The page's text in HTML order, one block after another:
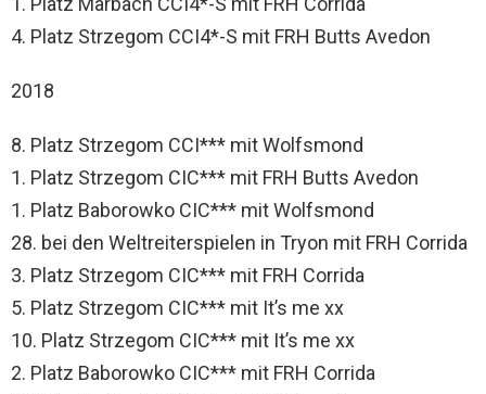
4. Platz Strzegom CCI4*-S mit FRH Butts Avedon
2018
8. Platz Strzegom CCI*** mit Wolfsmond
1. Platz Strzegom CIC*** mit FRH Butts Avedon
1. Platz Baborowko CIC*** mit Wolfsmond
28. bei den Weltreiterspielen in Tryon mit FRH Corrida
3. Platz Strzegom CIC*** mit FRH Corrida
5. Platz Strzegom CIC*** mit It’s me xx
10. Platz Strzegom CIC*** mit It’s me xx
2. Platz Baborowko CIC*** mit FRH Corrida